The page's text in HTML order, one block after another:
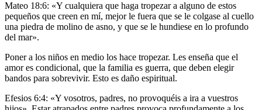
Mateo 18:6: «Y cualquiera que haga tropezar a alguno de estos
pequeños que creen en mí, mejor le fuera que se le colgase al cuello
una piedra de molino de asno, y que se le hundiese en lo profundo
del mar».
Poner a los niños en medio los hace tropezar. Les enseña que el
amor es condicional, que la familia es guerra, que deben elegir
bandos para sobrevivir. Esto es daño espiritual.
Efesios 6:4: «Y vosotros, padres, no provoquéis a ira a vuestros